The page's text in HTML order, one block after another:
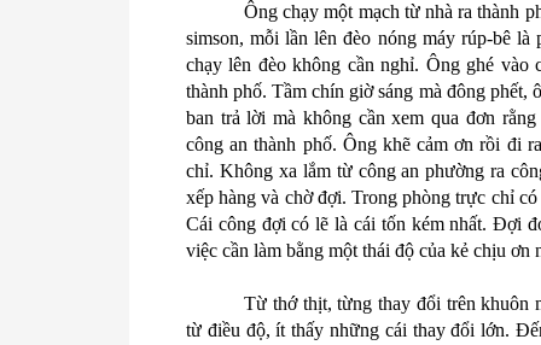
Ông chạy một mạch từ nhà ra thành
simson, mỗi lần lên đèo nóng máy rúp-bê
chạy lên đèo không cần nghỉ. Ông ghé
thành phố. Tầm chín giờ sáng mà đông
ban trả lời mà không cần xem qua đơn
công an thành phố. Ông khẽ cảm ơn rồi đi
chỉ. Không xa lắm từ công an phường ra
xếp hàng và chờ đợi. Trong phòng trực chỉ
Cái công đợi có lẽ là cái tốn kém nhất. Đợi
việc cần làm bằng một thái độ của kẻ chịu
Từ thớ thịt, từng thay đổi trên khuôn
từ điều độ, ít thấy những cái thay đổi lớn.